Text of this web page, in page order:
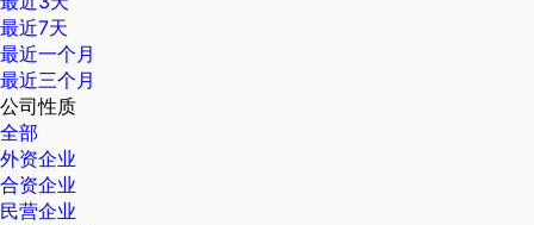
最近7天
最近一个月
最近三个月
公司性质
全部
外资企业
合资企业
民营企业